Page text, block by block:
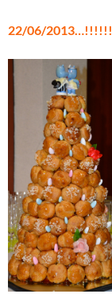
22/06/2013…!!!!!!